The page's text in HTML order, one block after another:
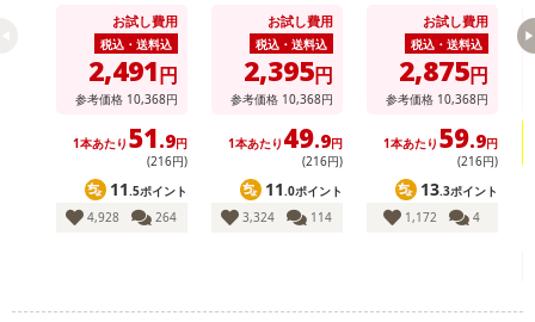
【お支払いについて】
※送料はお試し費用に含まれております。
※d払い、PayPay、au PAY、au PAY（auかんたん決済）、ソフトバ
ンクまとめて支払い、楽天ペイ、メルペイ、AEON Pay、Amazon
Payでお支払いの場合、決済のため外部サイトへ遷移します。
※予約商品は決済手段ごとに定められた決済期限日にお支払いを完
了することがございます。ご了承いただいたうえでお申し込みくだ
お試し費用
税込・送料込
2,491円
参考価格 10,368円
1本あたり 51.9円
(216円)
11 .5ポイント
4,928
264
お試し費用
税込・送料込
2,395円
参考価格 10,368円
1本あたり 49.9円
(216円)
11 .0ポイント
3,324
114
お試し費用
税込・送料込
2,875円
参考価格 10,368円
1本あたり 59.9円
(216円)
13.3ポイント
1,172
4